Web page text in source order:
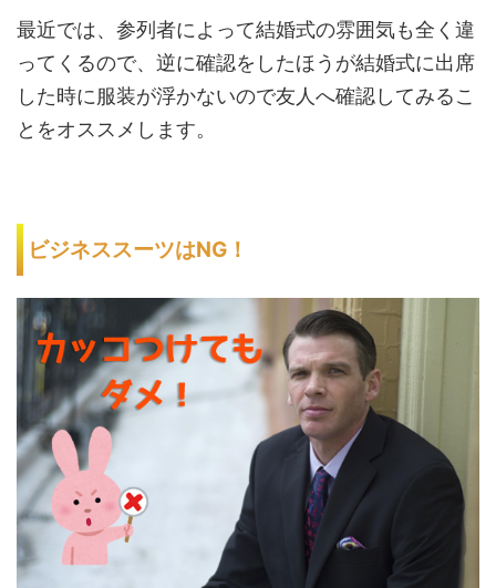
最近では、参列者によって結婚式の雰囲気も全く違
ってくるので、逆に確認をしたほうが結婚式に出席
した時に服装が浮かないので友人へ確認してみるこ
とをオススメします。
ビジネススーツはNG！